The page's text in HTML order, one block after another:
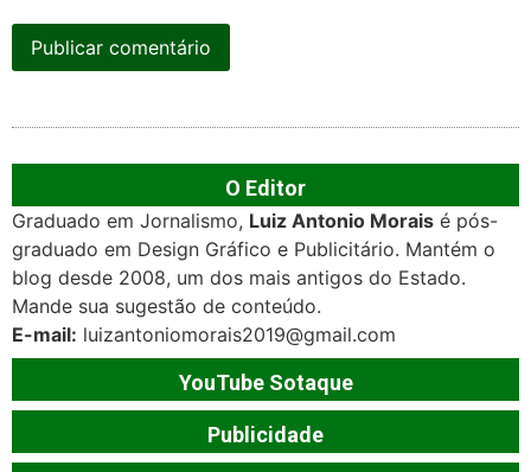
O Editor
Graduado em Jornalismo, Luiz Antonio Morais é pós-
graduado em Design Gráfico e Publicitário. Mantém o
blog desde 2008, um dos mais antigos do Estado.
Mande sua sugestão de conteúdo.
E-mail: luizantoniomorais2019@gmail.com
YouTube Sotaque
Publicidade